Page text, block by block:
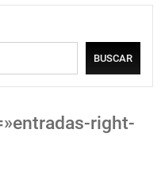
BUSCAR
right-